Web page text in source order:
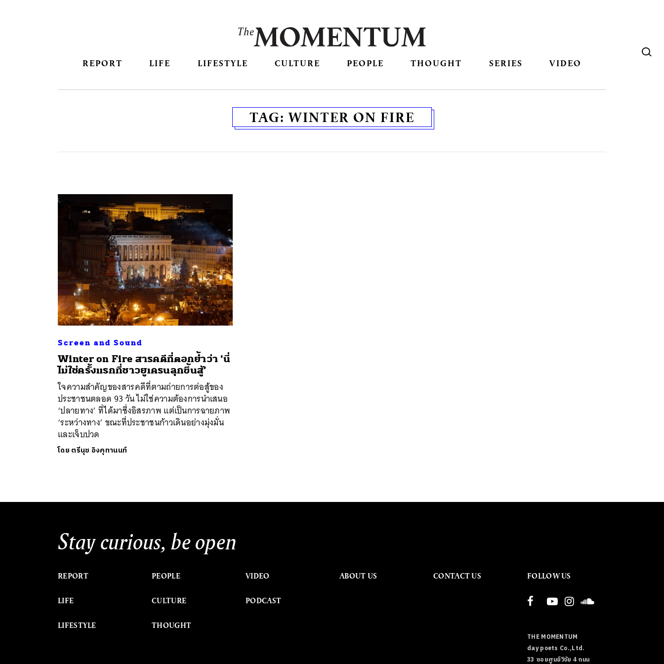
REPORT LIFE LIFESTYLE CULTURE PEOPLE THOUGHT SERIES VIDEO
TAG:WINTER ON FIRE
Screen and Sound
Winter on Fire สารคดีที่ตอกย้ำว่า ‘นี่
ไม่ใช่ครั้งแรกที่ชาวยูเครนลุกขึ้นสู้’
ใจความสำคัญของสารคดีที่ตามถ่ายการต่อสู้ของ
ประชาชนตลอด 93 วัน ไม่ใช่ความต้องการนำเสนอ
‘ปลายทาง’ ที่ได้มาซึ่งอิสรภาพ แต่เป็นการฉายภาพ
‘ระหว่างทาง’ ขณะที่ประชาชนก้าวเดินอย่างมุ่งมั่น
และเจ็บปวด
โดย ตรีนุช อิงคุทานนท์
Stay curious, be open
REPORT
LIFE
LIFESTYLE
PEOPLE
CULTURE
THOUGHT
VIDEO
PODCAST
ABOUT US CONTACT US FOLLOW US
THE MOMENTUM
day poets Co.,Ltd.
33 ซอยศูนย์วิจัย 4 ถนน